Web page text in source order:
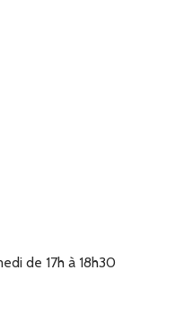
de 17h à 18h30